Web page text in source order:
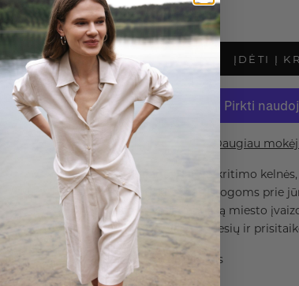
ĮDĖTI Į
Daugiau
Itin stilingos, laisvo kritimo
romantiškoms atostogoms prie
stilingą ir elegantišką miesto
liemens nevaržo judesių ir
Dydžiai ir medžiagos
Priežiūra